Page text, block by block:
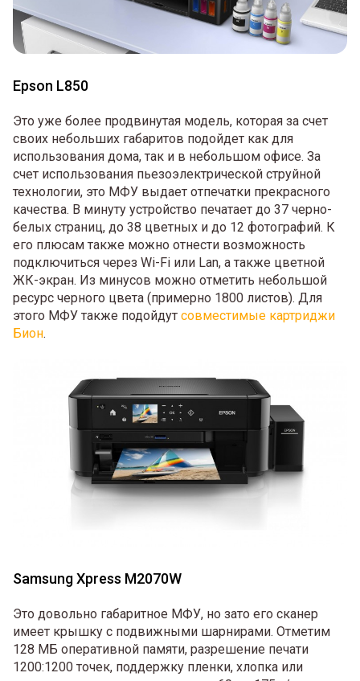
Epson L850
Это уже более продвинутая модель, которая за счет
своих небольших габаритов подойдет как для
использования дома, так и в небольшом офисе. За
счет использования пьезоэлектрической струйной
технологии, это МФУ выдает отпечатки прекрасного
качества. В минуту устройство печатает до 37 черно-
белых страниц, до 38 цветных и до 12 фотографий. К
его плюсам также можно отнести возможность
подключиться через Wi-Fi или Lan, а также цветной
ЖК-экран. Из минусов можно отметить небольшой
ресурс черного цвета (примерно 1800 листов). Для
этого МФУ также подойдут совместимые картриджи
Бион.
Samsung Xpress M2070W
Это довольно габаритное МФУ, но зато его сканер
имеет крышку с подвижными шарнирами. Отметим
128 МБ оперативной памяти, разрешение печати
1200:1200 точек, поддержку пленки, хлопка или